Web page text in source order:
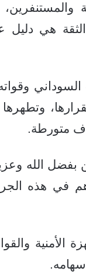
الثقة هي
متورطة.
الله
هذه
الأمنية